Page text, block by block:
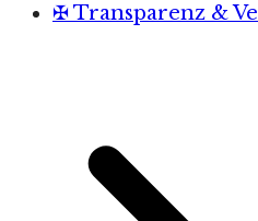
✠ Transparenz &